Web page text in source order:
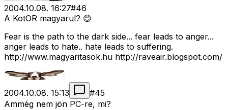
2004.10.08. 16:27#46
A KotOR magyarul? 😊
Fear is the path to the dark side... fear leads to anger...
anger leads to hate.. hate leads to suffering.
http://www.magyaritasok.hu http://raveair.blogspot.com/
2004.10.08. 15:13 #45
Ammég nem jön PC-re, mi?